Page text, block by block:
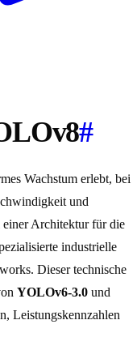
#
Wachstum erlebt, bei
und
Architektur für die
industrielle
Dieser technische
YOLOv6-3.0 und
Leistungskennzahlen